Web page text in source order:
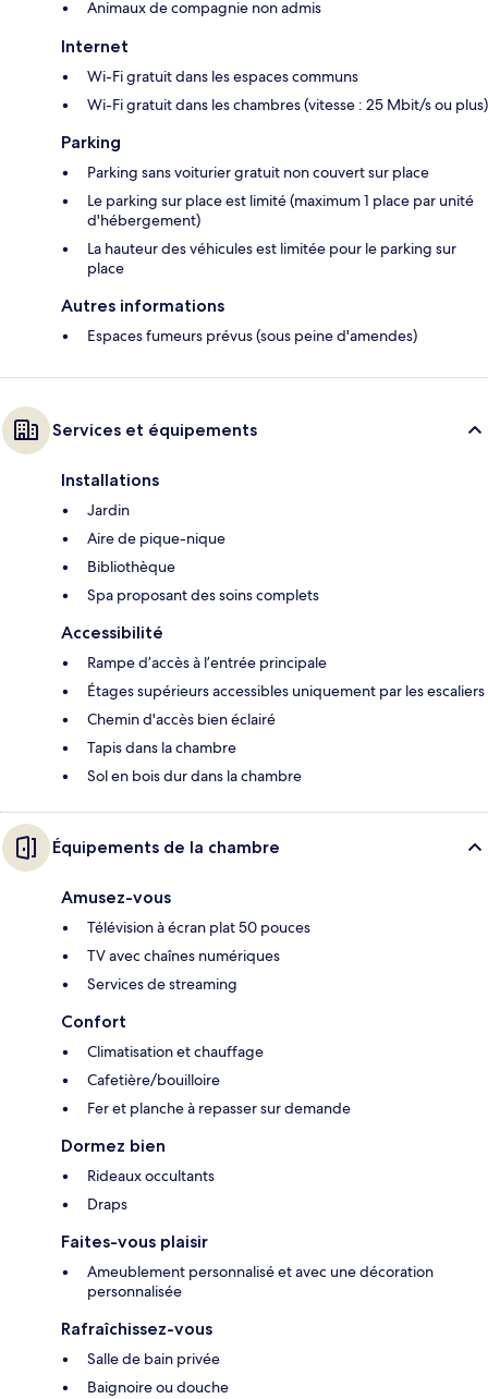
Animaux de compagnie non admis
Internet
Wi-Fi gratuit dans les espaces communs
Wi-Fi gratuit dans les chambres (vitesse : 25 Mbit/s ou plus)
Parking
Parking sans voiturier gratuit non couvert sur place
Le parking sur place est limité (maximum 1 place par unité
d'hébergement)
La hauteur des véhicules est limitée pour le parking sur
place
Autres informations
Espaces fumeurs prévus (sous peine d'amendes)
Services et équipements
Installations
Jardin
Aire de pique-nique
Bibliothèque
Spa proposant des soins complets
Accessibilité
Rampe d’accès à l’entrée principale
Étages supérieurs accessibles uniquement par les escaliers
Chemin d'accès bien éclairé
Tapis dans la chambre
Sol en bois dur dans la chambre
Équipements de la chambre
Amusez-vous
Télévision à écran plat 50 pouces
TV avec chaînes numériques
Services de streaming
Confort
Climatisation et chauffage
Cafetière/bouilloire
Fer et planche à repasser sur demande
Dormez bien
Rideaux occultants
Draps
Faites-vous plaisir
Ameublement personnalisé et avec une décoration
personnalisée
Rafraîchissez-vous
Salle de bain privée
Baignoire ou douche